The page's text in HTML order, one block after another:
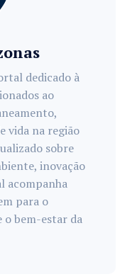
dedicado à
ao
vida na região
sobre
inovação
acompanha
para o
o bem-estar da